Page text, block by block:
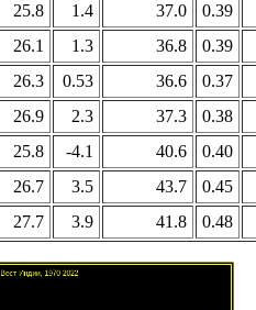
25.8 1.4 37.0
0.39
26.1 1.3 36.8
0.39
26.3 0.53 36.6
0.37
26.9 2.3 37.3
0.38
25.8 -4.1 40.6
0.40
26.7 3.5 43.7
0.45
27.7 3.9 41.8 0.48